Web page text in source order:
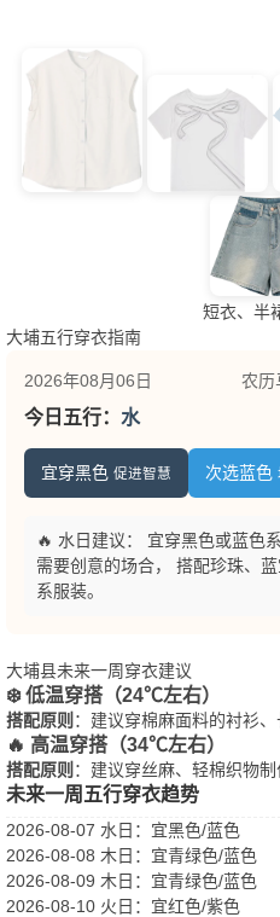
短衣、半
大埔五行穿衣指南
2026年08月06日 农历
今日五行： 水
宜穿黑色 促进智慧 次选蓝色
🔥 水日建议： 宜穿黑色或蓝色
需要创意的场合， 搭配珍珠、
系服装。
大埔县未来一周穿衣建议
❄️ 低温穿搭（24℃左右）
搭配原则 ：建议穿棉麻面料的衬衫
🔥 高温穿搭（34℃左右）
搭配原则 ：建议穿丝麻、轻棉织物
未来一周五行穿衣趋势
2026-08-07 水日 ：宜黑色/蓝色
2026-08-08 木日 ：宜青绿色/蓝色
2026-08-09 木日 ：宜青绿色/蓝色
2026-08-10 火日 ：宜红色/紫色